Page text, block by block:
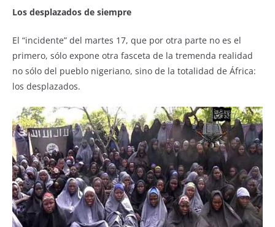
Los desplazados de siempre
El “incidente” del martes 17, que por otra parte no es el
primero, sólo expone otra fasceta de la tremenda realidad
no sólo del pueblo nigeriano, sino de la totalidad de África:
los desplazados.